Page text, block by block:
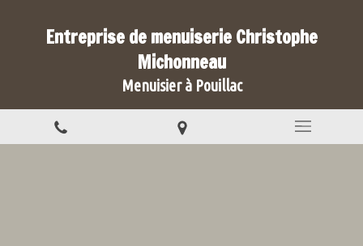
Entreprise de menuiserie Christophe
Michonneau
Menuisier à Pouillac